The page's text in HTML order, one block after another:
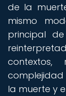
de la
mismo
principal
la muerte y